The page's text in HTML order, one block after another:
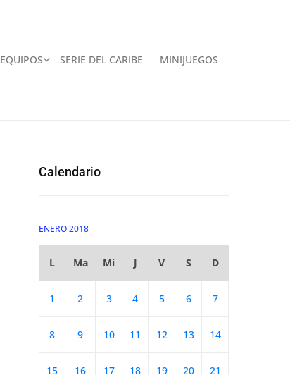
EQUIPOS SERIE DEL CARIBE MINIJUEGOS
Calendario
ENERO 2018
L Ma Mi J V S D
1 2 3 4 5 6 7
8 9 10 11 12 13 14
15 16 17 18 19 20 21